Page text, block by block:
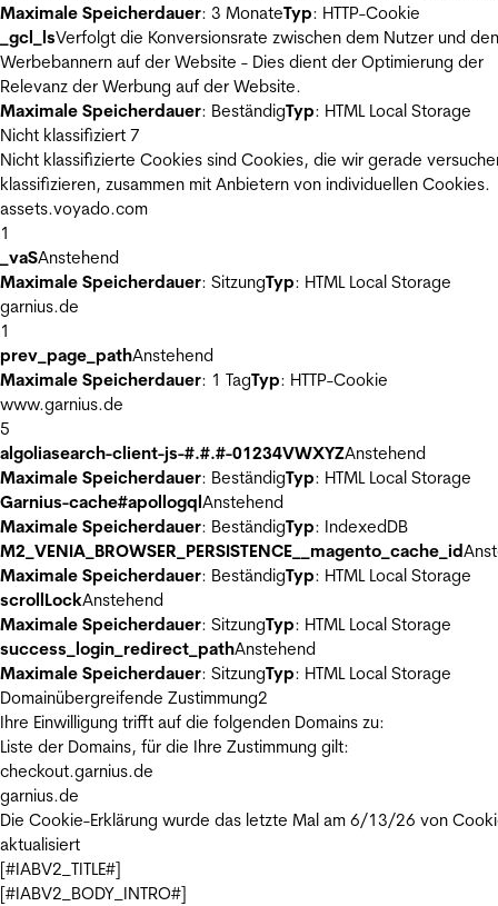
Maximale Speicherdauer: 3 MonateTyp: HTTP-Cookie
_gcl_lsVerfolgt die Konversionsrate zwischen dem Nutzer und den
Werbebannern auf der Website - Dies dient der Optimierung der
Relevanz der Werbung auf der Website.
Maximale Speicherdauer: BeständigTyp: HTML Local Storage
Nicht klassifiziert 7
Nicht klassifizierte Cookies sind Cookies, die wir gerade
klassifizieren, zusammen mit Anbietern von individuellen Cookies.
assets.voyado.com
1
_vaSAnstehend
Maximale Speicherdauer: SitzungTyp: HTML Local Storage
garnius.de
1
prev_page_pathAnstehend
Maximale Speicherdauer: 1 TagTyp: HTTP-Cookie
www.garnius.de
5
algoliasearch-client-js-#.#.#-01234VWXYZAnstehend
Maximale Speicherdauer: BeständigTyp: HTML Local Storage
Garnius-cache#apollogqlAnstehend
Maximale Speicherdauer: BeständigTyp: IndexedDB
M2_VENIA_BROWSER_PERSISTENCE__magento_cache_id
Maximale Speicherdauer: BeständigTyp: HTML Local Storage
scrollLockAnstehend
Maximale Speicherdauer: SitzungTyp: HTML Local Storage
success_login_redirect_pathAnstehend
Maximale Speicherdauer: SitzungTyp: HTML Local Storage
Domainübergreifende Zustimmung2
Ihre Einwilligung trifft auf die folgenden Domains zu:
Liste der Domains, für die Ihre Zustimmung gilt:
checkout.garnius.de
garnius.de
Die Cookie-Erklärung wurde das letzte Mal am 6/13/26 von
aktualisiert
[#IABV2_TITLE#]
[#IABV2_BODY_INTRO#]